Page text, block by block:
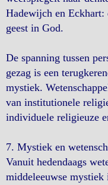
Hadewijch en
geest in God.
De spanning tussen
gezag is een
mystiek.
van institutionele
individuele religieuze
7. Mystiek en
Vanuit hedendaags
middeleeuwse mystiek